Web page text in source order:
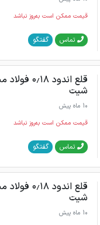
قیمت ممکن است به‌روز نباشد
تماس گفتگو
شیت
10 ماه پیش
قیمت ممکن است به‌روز نباشد
تماس گفتگو
شیت
10 ماه پیش